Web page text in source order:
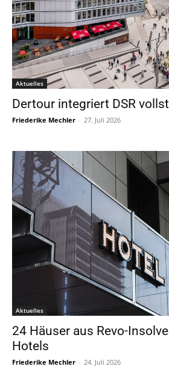
Aktuelles
Dertour integriert DSR
Friederike Mechler - 27. Juli 2026
Aktuelles
24 Häuser aus Revo-
Hotels
Friederike Mechler - 24. Juli 2026